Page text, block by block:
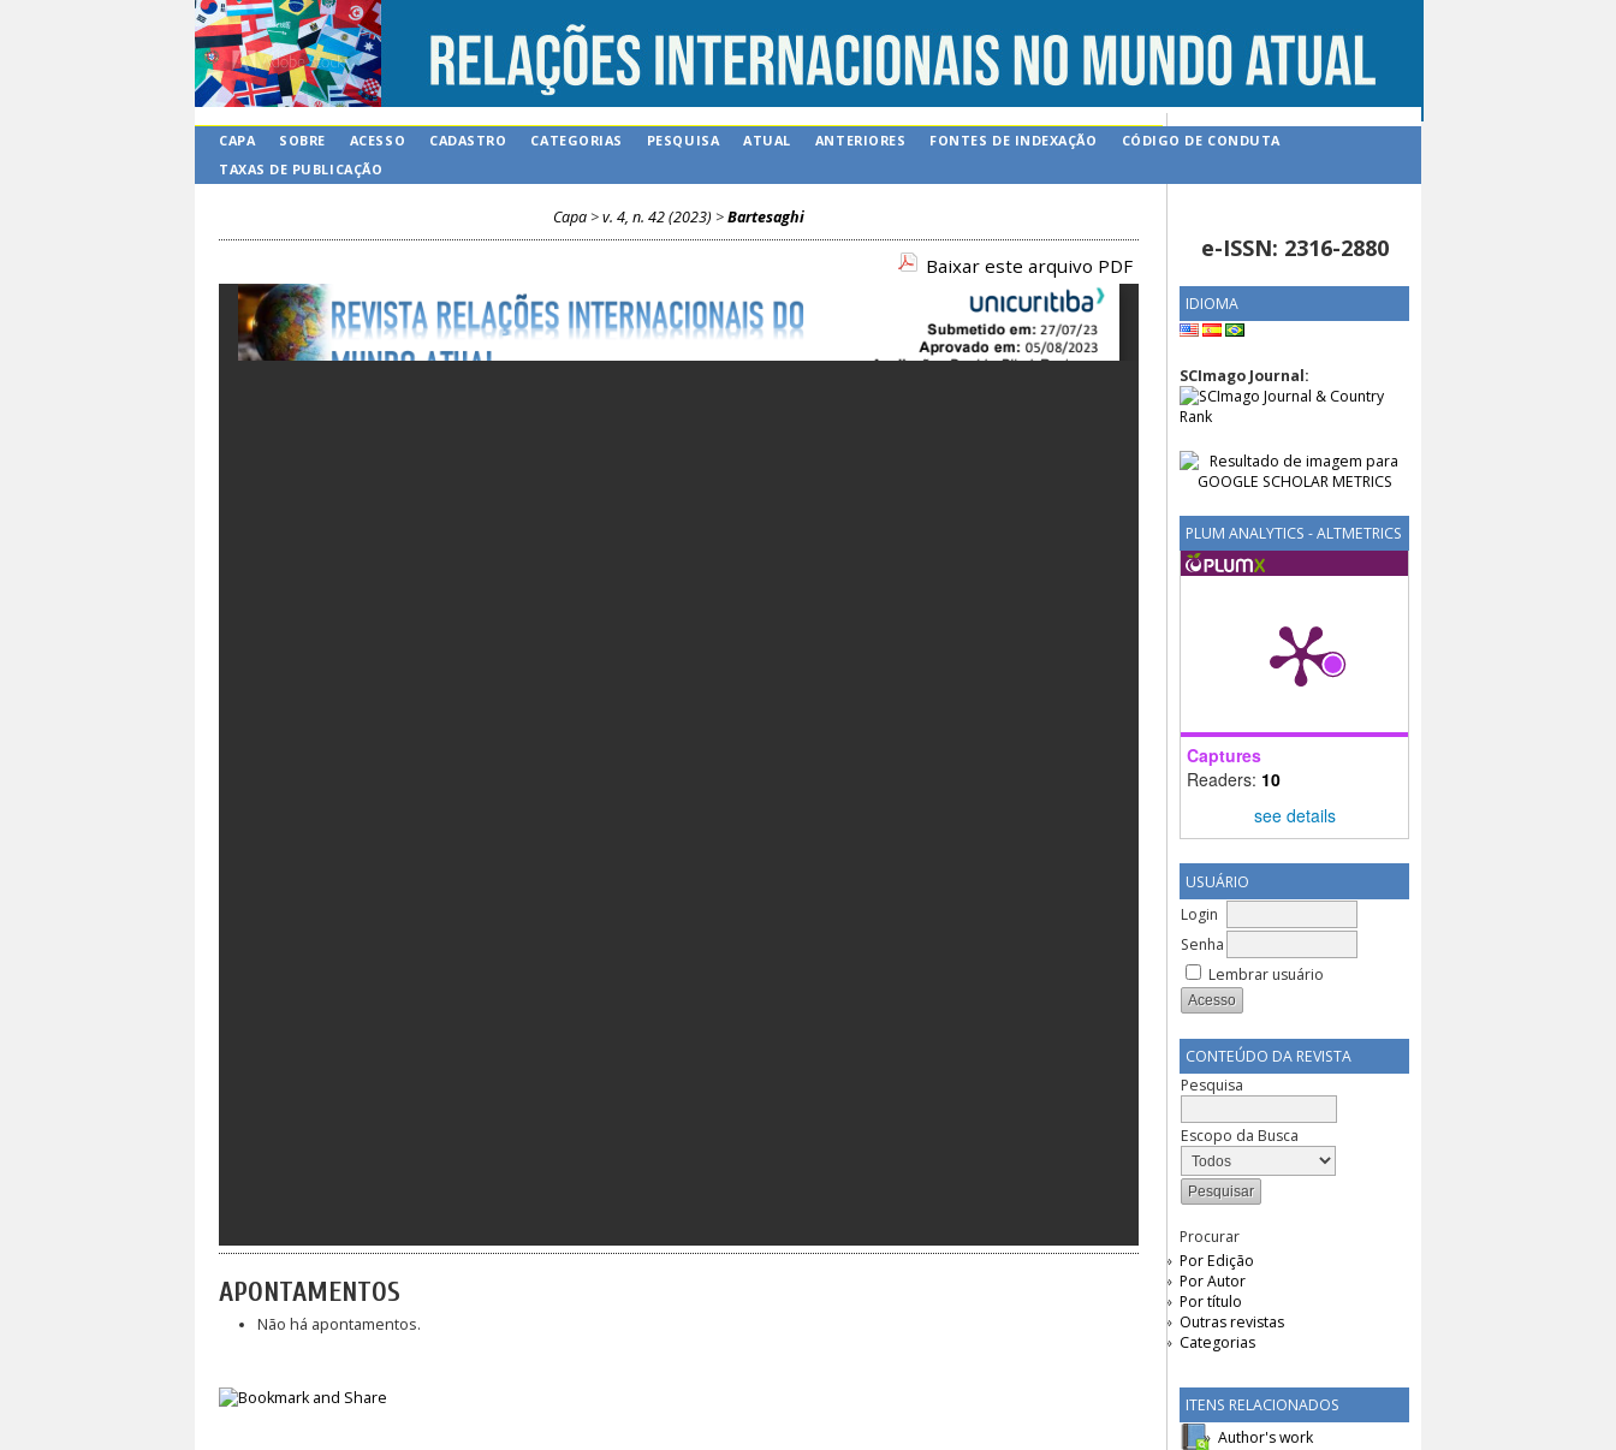
e-ISSN: 2316-2880
IDIOMA
SCImago Journal:
PLUM ANALYTICS - ALTMETRICS
Captures
Readers: 10
see details
USUÁRIO
Login
Senha
Lembrar usuário
CONTEÚDO DA REVISTA
Pesquisa
Escopo da Busca
Procurar
Por Edição
Por Autor
Por título
Outras revistas
Categorias
ITENS RELACIONADOS
Author's work
CAPA SOBRE ACESSO CADASTRO CATEGORIAS PESQUISA ATUAL ANTERIORES FONTES DE INDEXAÇÃO
CÓDIGO DE CONDUTA
TAXAS DE PUBLICAÇÃO
Capa >v. 4, n. 42 (2023) >Bartesaghi
Baixar este arquivo PDF
APONTAMENTOS
Não há apontamentos.